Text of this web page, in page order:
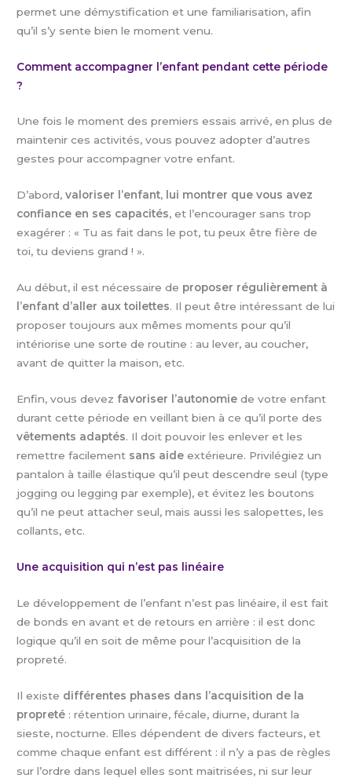
permet une démystification et une familiarisation, afin
qu’il s’y sente bien le moment venu.
Comment accompagner l’enfant pendant cette période
?
Une fois le moment des premiers essais arrivé, en plus de
maintenir ces activités, vous pouvez adopter d’autres
gestes pour accompagner votre enfant.
D’abord,valoriser l’enfant, lui montrer que vous avez
confiance en ses capacités, et l’encourager sans trop
exagérer : « Tu as fait dans le pot, tu peux être fière de
toi, tu deviens grand ! ».
Au début, il est nécessaire de proposer régulièrement à
l’enfant d’aller aux toilettes. Il peut être intéressant de lui
proposer toujours aux mêmes moments pour qu’il
intériorise une sorte de routine : au lever, au coucher,
avant de quitter la maison, etc.
Enfin, vous devez favoriser l’autonomie de votre enfant
durant cette période en veillant bien à ce qu’il porte des
vêtements adaptés. Il doit pouvoir les enlever et les
remettre facilement sans aide extérieure. Privilégiez un
pantalon à taille élastique qu’il peut descendre seul (type
jogging ou legging par exemple), et évitez les boutons
qu’il ne peut attacher seul, mais aussi les salopettes, les
collants, etc.
Une acquisition qui n’est pas linéaire
Le développement de l’enfant n’est pas linéaire, il est fait
de bonds en avant et de retours en arrière : il est donc
logique qu’il en soit de même pour l’acquisition de la
propreté.
Il existe différentes phases dans l’acquisition de la
propreté : rétention urinaire, fécale, diurne, durant la
sieste, nocturne. Elles dépendent de divers facteurs, et
comme chaque enfant est différent : il n’y a pas de règles
sur l’ordre dans lequel elles sont maitrisées, ni sur leur